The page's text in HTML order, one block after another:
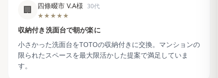
🏢 四條畷市 V.A様 30代
★★★★★
収納付き洗面台で朝が楽に
小さかった洗面台をTOTOの収納付きに交換。マンションの
限られたスペースを最大限活かした提案で満足していま
す。